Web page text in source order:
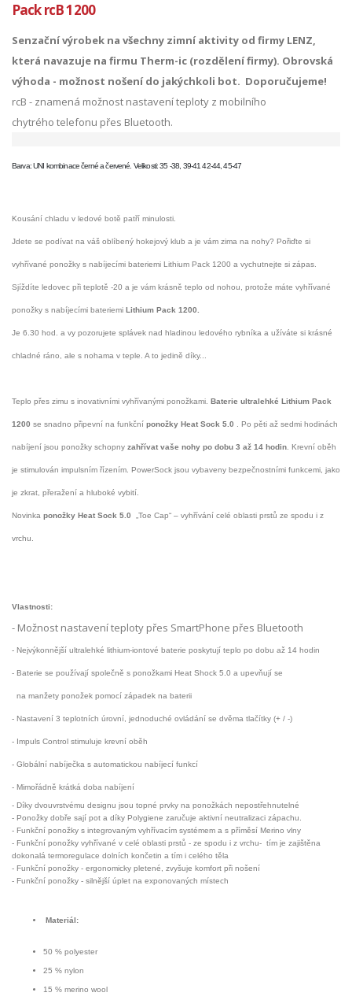
Pack rcB 1200
Senzační výrobek na všechny zimní aktivity od firmy LENZ,
která navazuje na firmu Therm-ic (rozdělení firmy). Obrovská
výhoda - možnost nošení do jakýchkoli bot. Doporučujeme!
rcB - znamená možnost nastavení teploty z mobilního
chytrého telefonu přes Bluetooth.
Barva: UNI kombinace černé a červené. Velikosti: 35 -38, 39-41 42-44, 45-47
Kousání chladu v ledové botě patří minulosti.
Jdete se podívat na váš oblíbený hokejový klub a je vám zima na nohy? Pořiďte si
vyhřívané ponožky s nabíjecími bateriemi Lithium Pack 1200 a vychutnejte si zápas.
Sjíždíte ledovec při teplotě -20 a je vám krásně teplo od nohou, protože máte vyhřívané
ponožky s nabíjecími bateriemi Lithium Pack 1200.
Je 6.30 hod. a vy pozorujete splávek nad hladinou ledového rybníka a užíváte si krásné
chladné ráno, ale s nohama v teple. A to jedině díky...
Teplo přes zimu s inovativními vyhřívanými ponožkami. Baterie ultralehké Lithium Pack
1200 se snadno připevní na funkční ponožky Heat Sock 5.0 . Po pěti až sedmi hodinách
nabíjení jsou ponožky schopny zahřívat vaše nohy po dobu 3 až 14 hodin. Krevní oběh
je stimulován impulsním řízením. PowerSock jsou vybaveny bezpečnostními funkcemi, jako
je zkrat, přeražení a hluboké vybití.
Novinka ponožky Heat Sock 5.0 „Toe Cap“ – vyhřívání celé oblasti prstů ze spodu i z
vrchu.
Vlastnosti:
- Možnost nastavení teploty přes SmartPhone přes Bluetooth
- Nejvýkonnější ultralehké lithium-iontové baterie poskytují teplo po dobu až 14 hodin
- Baterie se používají společně s ponožkami Heat Shock 5.0 a upevňují se
na manžety ponožek pomocí západek na baterii
- Nastavení 3 teplotních úrovní, jednoduché ovládání se dvěma tlačítky (+ / -)
- Impuls Control stimuluje krevní oběh
- Globální nabíječka s automatickou nabíjecí funkcí
- Mimořádně krátká doba nabíjení
- Díky dvouvrstvému designu jsou topné prvky na ponožkách nepostřehnutelné
- Ponožky dobře sají pot a díky Polygiene zaručuje aktivní neutralizaci zápachu.
- Funkční ponožky s integrovaným vyhřívacím systémem a s příměsí Merino vlny
- Funkční ponožky vyhřívané v celé oblasti prstů - ze spodu i z vrchu- tím je zajištěna
dokonalá termoregulace dolních končetin a tím i celého těla
- Funkční ponožky - ergonomicky pletené, zvyšuje komfort při nošení
- Funkční ponožky - silnější úplet na exponovaných místech
Materiál:
50 % polyester
25 % nylon
15 % merino wool